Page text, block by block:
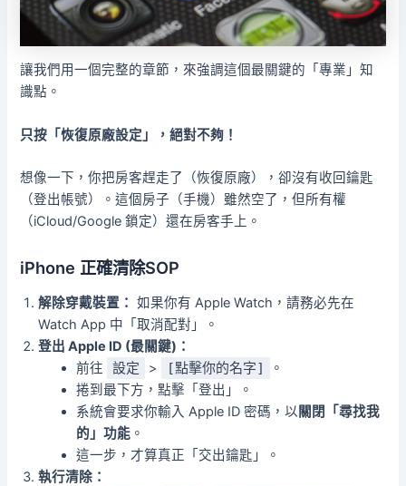
讓我們用一個完整的章節，來強調這個最關鍵的「專業」知
識點。
只按「恢復原廠設定」，絕對不夠！
想像一下，你把房客趕走了（恢復原廠），卻沒有收回鑰匙
（登出帳號）。這個房子（手機）雖然空了，但所有權
（iCloud/Google 鎖定）還在房客手上。
iPhone 正確清除SOP
解除穿戴裝置： 如果你有 Apple Watch，請務必先在
Watch App 中「取消配對」。
登出 Apple ID (最關鍵)：
前往
設定 > [點擊你的名字]
。
捲到最下方，點擊「登出」。
系統會要求你輸入 Apple ID 密碼，以 關閉「尋找我
的」功能 。
這一步，才算真正「交出鑰匙」。
執行清除：